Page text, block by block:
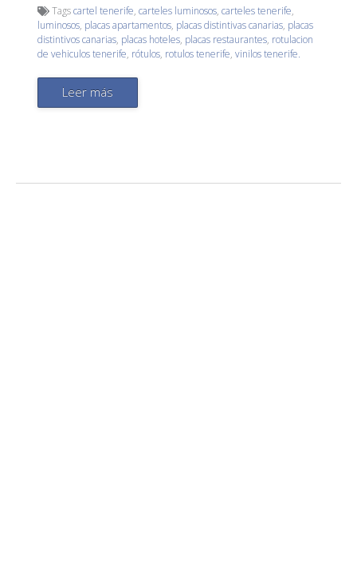
Tagscartel tenerife,carteles luminosos,carteles tenerife,
luminosos, placas apartamentos, placas distintivas canarias, placas
distintivos canarias, placas hoteles, placas restaurantes, rotulacion
de vehiculos tenerife, rótulos, rotulos tenerife,vinilos tenerife.
Leer más